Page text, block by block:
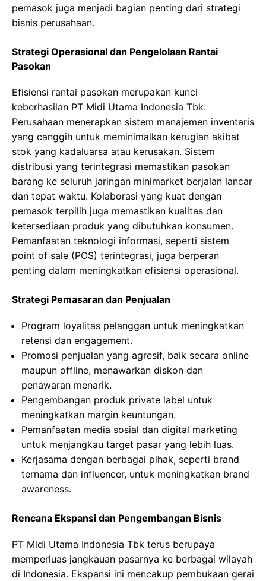
pemasok juga menjadi bagian penting dari strategi
bisnis perusahaan.
Strategi Operasional dan Pengelolaan Rantai
Pasokan
Efisiensi rantai pasokan merupakan kunci
keberhasilan PT Midi Utama Indonesia Tbk.
Perusahaan menerapkan sistem manajemen inventaris
yang canggih untuk meminimalkan kerugian akibat
stok yang kadaluarsa atau kerusakan. Sistem
distribusi yang terintegrasi memastikan pasokan
barang ke seluruh jaringan minimarket berjalan lancar
dan tepat waktu. Kolaborasi yang kuat dengan
pemasok terpilih juga memastikan kualitas dan
ketersediaan produk yang dibutuhkan konsumen.
Pemanfaatan teknologi informasi, seperti sistem
point of sale (POS) terintegrasi, juga berperan
penting dalam meningkatkan efisiensi operasional.
Strategi Pemasaran dan Penjualan
Program loyalitas pelanggan untuk meningkatkan
retensi dan engagement.
Promosi penjualan yang agresif, baik secara online
maupun offline, menawarkan diskon dan
penawaran menarik.
Pengembangan produk private label untuk
meningkatkan margin keuntungan.
Pemanfaatan media sosial dan digital marketing
untuk menjangkau target pasar yang lebih luas.
Kerjasama dengan berbagai pihak, seperti brand
ternama dan influencer, untuk meningkatkan brand
awareness.
Rencana Ekspansi dan Pengembangan Bisnis
PT Midi Utama Indonesia Tbk terus berupaya
memperluas jangkauan pasarnya ke berbagai wilayah
di Indonesia. Ekspansi ini mencakup pembukaan gerai